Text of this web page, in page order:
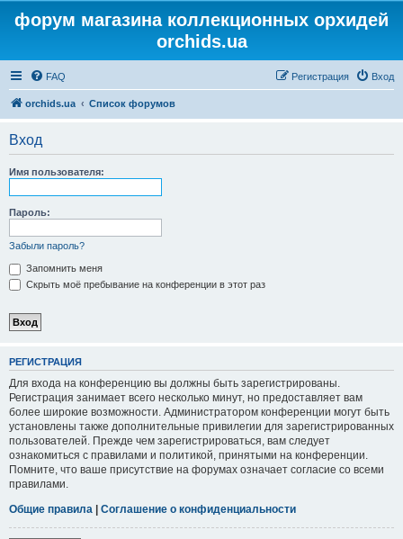
форум магазина коллекционных орхидей
orchids.ua
FAQ Вход
Регистрация
orchids.ua Список форумов
Вход
Имя пользователя:
Пароль:
Забыли пароль?
Запомнить меня
Скрыть моё пребывание на конференции в этот раз
РЕГИСТРАЦИЯ
Для входа на конференцию вы должны быть зарегистрированы.
Регистрация занимает всего несколько минут, но предоставляет вам
более широкие возможности. Администратором конференции могут быть
установлены также дополнительные привилегии для зарегистрированных
пользователей. Прежде чем зарегистрироваться, вам следует
ознакомиться с правилами и политикой, принятыми на конференции.
Помните, что ваше присутствие на форумах означает согласие со всеми
правилами.
Общие правила | Соглашение о конфиденциальности